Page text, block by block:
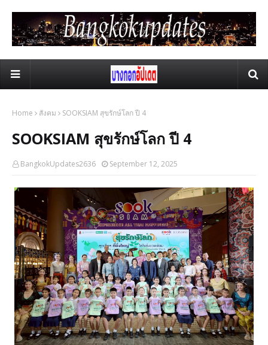
Home สังคม SOOKSIAM สุขรักษ์โลก ปี 4
SOOKSIAM สุขรักษ์โลก ปี 4
BangkokUpdates2636 September 12, 2025